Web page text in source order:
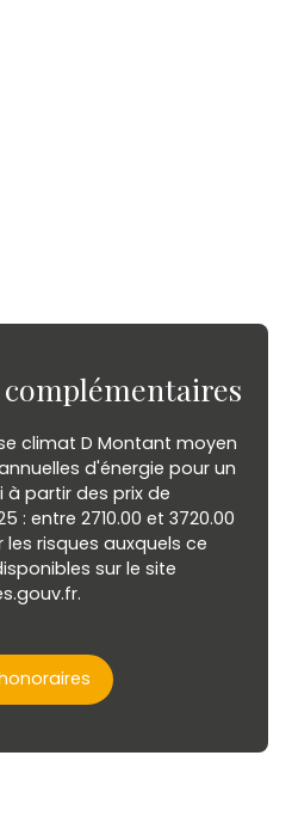
complémentaires
climat D Montant moyen
d'énergie pour un
partir des prix de
: entre 2710.00 et 3720.00
risques auxquels ce
sur le site